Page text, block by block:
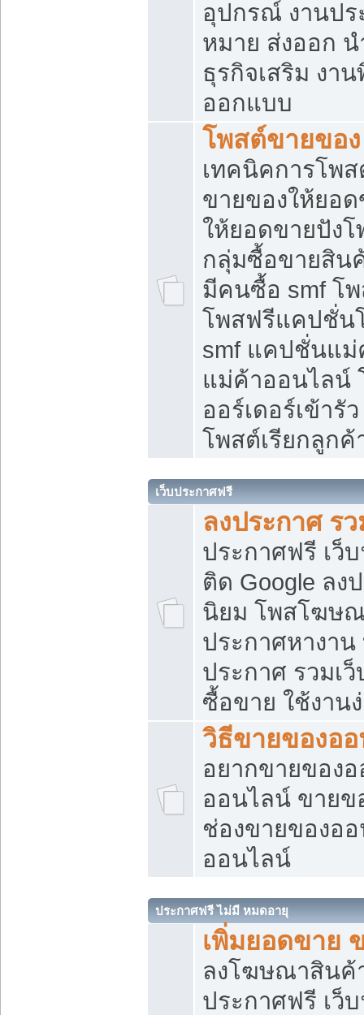
อุปกรณ์ งานป
หมาย ส่งออก น
ธุรกิจเสริม งา
ออกแบบ
โพสต์ขายของ
เทคนิคการโพ
ขายของให้ยอ
ให้ยอดขายปัง
กลุ่มซื้อขายสิน
มีคนซื้อ smf โ
โพสฟรีแคปชั่น
smf แคปชั่นแ
แม่ค้าออนไลน์
ออร์เดอร์เข้ารั
โพสต์เรียกลูกค้
เว็บประกาศฟรี
ลงประกาศ ร
ประกาศฟรี เว็
ติด Google ลง
นิยม โพสโฆษ
ประกาศหางาน
ประกาศ รวมเ
ซื้อขาย ใช้งาน
วิธีขายของอ
อยากขายของ
ออนไลน์ ขายข
ช่องขายของอ
ออนไลน์
ประกาศฟรี ไม่มี หมดอายุ
เพิ่มยอดขาย
ลงโฆษณาสิน
ประกาศฟรี เว็